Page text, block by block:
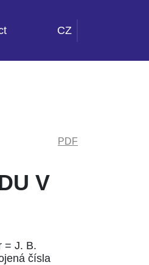
CZ
PDF
V
= J. B.
čísla